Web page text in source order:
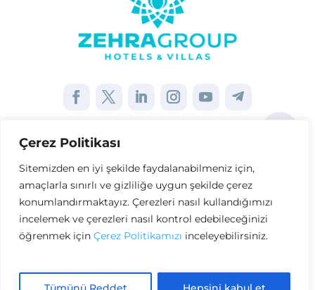
Çerez Politikası
Sitemizden en iyi şekilde faydalanabilmeniz için,
amaçlarla sınırlı ve gizliliğe uygun şekilde çerez
konumlandırmaktayız. Çerezleri nasıl kullandığımızı
incelemek ve çerezleri nasıl kontrol edebileceğinizi
öğrenmek için Çerez Politikamızı inceleyebilirsiniz.
Sayfalar
Kurumsal
Diğer Bağlantılar